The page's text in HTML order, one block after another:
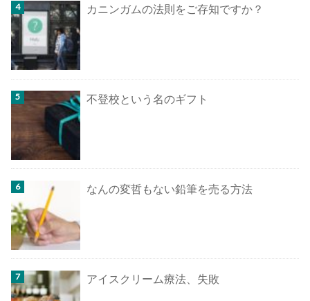
カニンガムの法則をご存知ですか？
不登校という名のギフト
なんの変哲もない鉛筆を売る方法
アイスクリーム療法、失敗